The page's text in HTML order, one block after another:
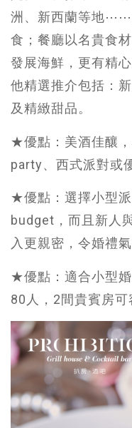
洲、新西蘭等地⋯⋯
食；餐廳以名貴食
發展海鮮，更有精
他精選推介包括：
及精緻甜品。
★優點：美酒佳釀
party、西式派對或
★優點：選擇小型
budget，而且新人
入更親密，令婚禮
★優點：適合小型
80人，2間貴賓房可